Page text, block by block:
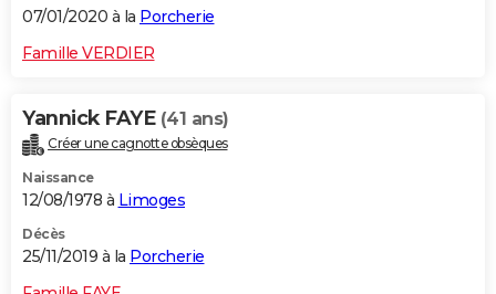
07/01/2020 à la Porcherie
Famille VERDIER
Yannick FAYE (41 ans)
Créer une cagnotte obsèques
Naissance
12/08/1978 à Limoges
Décès
25/11/2019 à la Porcherie